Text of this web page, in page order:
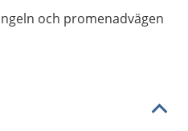
och promenadvägen